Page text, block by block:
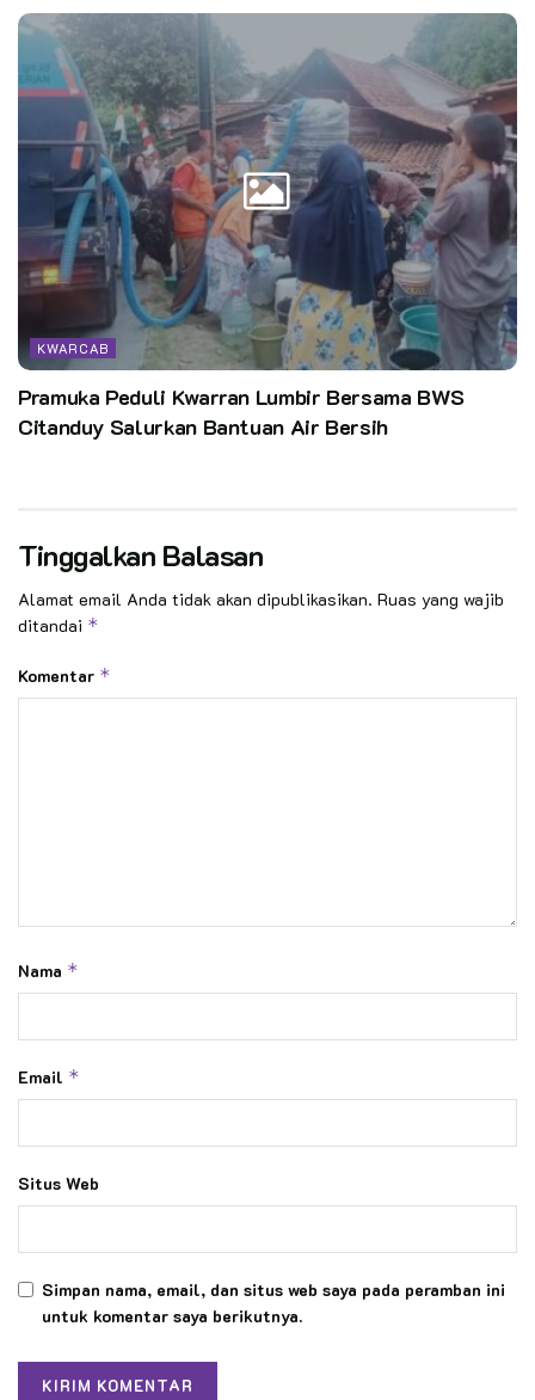
KWARCAB
Pramuka Peduli Kwarran Lumbir Bersama BWS
Citanduy Salurkan Bantuan Air Bersih
Tinggalkan Balasan
Alamat email Anda tidak akan dipublikasikan. Ruas yang wajib
ditandai *
Komentar *
Nama *
Email *
Situs Web
Simpan nama, email, dan situs web saya pada peramban ini
untuk komentar saya berikutnya.